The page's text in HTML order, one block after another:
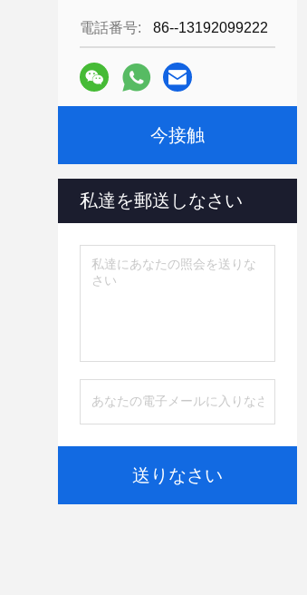
電話番号: 86--13192099222
今接触
私達を郵送しなさい
送りなさい